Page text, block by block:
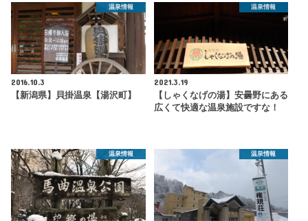
温泉情報
2016.10.3
【新潟県】貝掛温泉【湯沢町】
温泉情報
2021.3.19
【しゃくなげの湯】安曇野にある
広くて快適な温泉施設ですな！
温泉情報 温泉情報